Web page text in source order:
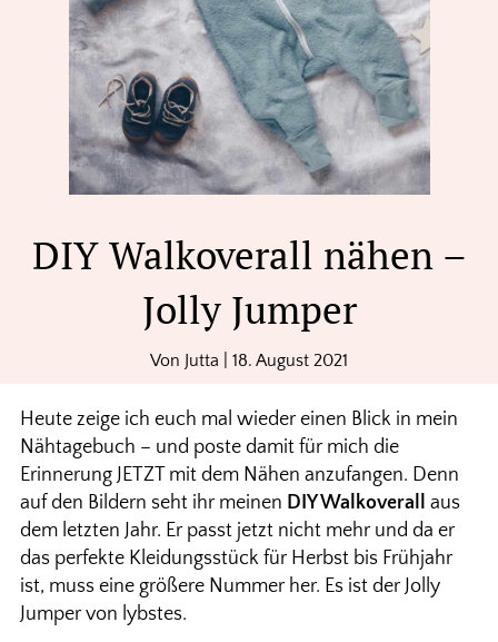
DIY Walkoverall nähen –
Jolly Jumper
Von Jutta 18. August 2021
Heute zeige ich euch mal wieder einen Blick in mein
Nähtagebuch – und poste damit für mich die
Erinnerung JETZT mit dem Nähen anzufangen. Denn
auf den Bildern seht ihr meinen DIY Walkoverall aus
dem letzten Jahr. Er passt jetzt nicht mehr und da er
das perfekte Kleidungsstück für Herbst bis Frühjahr
ist, muss eine größere Nummer her. Es ist der Jolly
Jumper von lybstes.